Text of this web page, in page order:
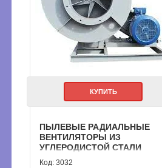
КУПИТЬ
ПЫЛЕВЫЕ РАДИАЛЬНЫЕ
ВЕНТИЛЯТОРЫ ИЗ
УГЛЕРОДИСТОЙ СТАЛИ
ВЕНТИЛЯТОРЫ ВРП 115-45
3032